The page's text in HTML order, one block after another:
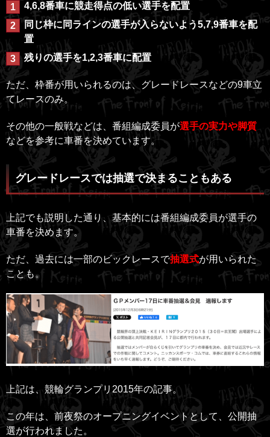
4,6,8番車に競走得点の低い選手を配置
同じ枠に同ラインの選手が入らないよう5,7,9番車を配
置
残りの選手を1,2,3番車に配置
ただ、枠番が用いられるのは、グレードレースなどの9車立
てレースのみ。
その他の一般戦などは、番組編成委員が選手の実力や脚質
などを参考に車番を決めています。
グレードレースでは抽選で決まることもある
上記でも説明した通り、基本的には番組編成委員が選手の
車番を決めます。
ただ、過去には一部のビックレースで抽選式が用いられた
ことも。
上記は、競輪グランプリ2015年の記事。
この年は、前夜祭のオープニングイベントとして、公開抽
選が行われました。